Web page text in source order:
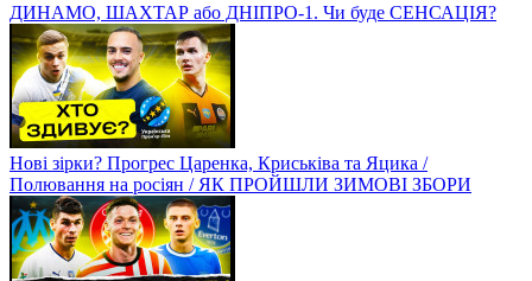
ДИНАМО, ШАХТАР або ДНІПРО-1. Чи буде СЕНСАЦІЯ?
Нові зірки? Прогрес Царенка, Криськіва та Яцика /
Полювання на росіян / ЯК ПРОЙШЛИ ЗИМОВІ ЗБОРИ